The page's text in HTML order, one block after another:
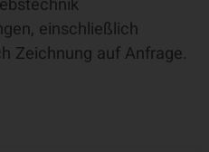
einschließlich
Zeichnung auf Anfrage.